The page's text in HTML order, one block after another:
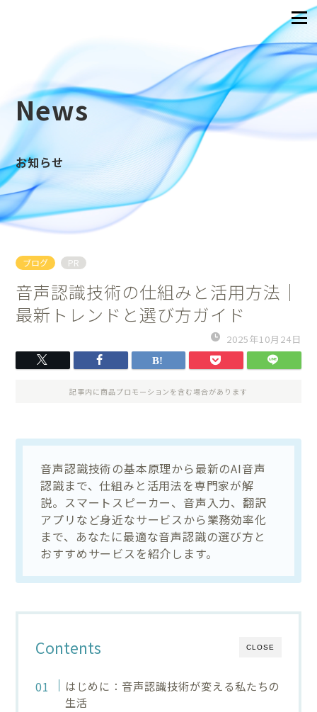
News
お知らせ
ブログ PR
音声認識技術の仕組みと活用方法｜
最新トレンドと選び方ガイド
2025年10月24日
記事内に商品プロモーションを含む場合があります
音声認識技術の基本原理から最新のAI音声
認識まで、仕組みと活用法を専門家が解
説。スマートスピーカー、音声入力、翻訳
アプリなど身近なサービスから業務効率化
まで、あなたに最適な音声認識の選び方と
おすすめサービスを紹介します。
CLOSE
Contents
はじめに：音声認識技術が変える私たちの
生活